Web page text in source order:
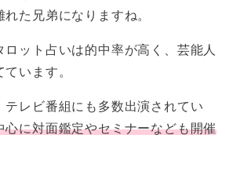
た兄弟になりますね。
ット占いは的中率が高く、芸能人
います。
テレビ番組にも多数出演されてい
心に対面鑑定やセミナーなども開催